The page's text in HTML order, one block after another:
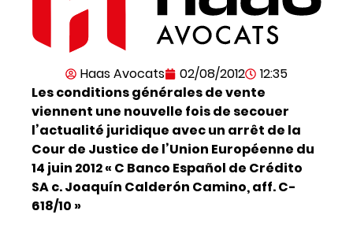
Haas Avocats 02/08/2012
12:35
Les conditions générales de vente
viennent une nouvelle fois de secouer
l’actualité juridique avec un arrêt de la
Cour de Justice de l’Union Européenne du
14 juin 2012 « C Banco Español de Crédito
SA c. Joaquín Calderón Camino, aff. C-
618/10 »